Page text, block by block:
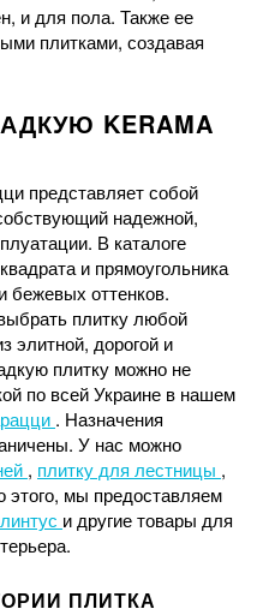
и для пола. Также ее
плитками, создавая
KERAMA
представляет собой
надежной,
В каталоге
и прямоугольника
бежевых оттенков.
плитку любой
элитной, дорогой и
плитку можно не
по всей Украине в нашем
. Назначения
У нас можно
, плитку для лестницы ,
этого, мы предоставляем
и другие товары для
ПЛИТКА